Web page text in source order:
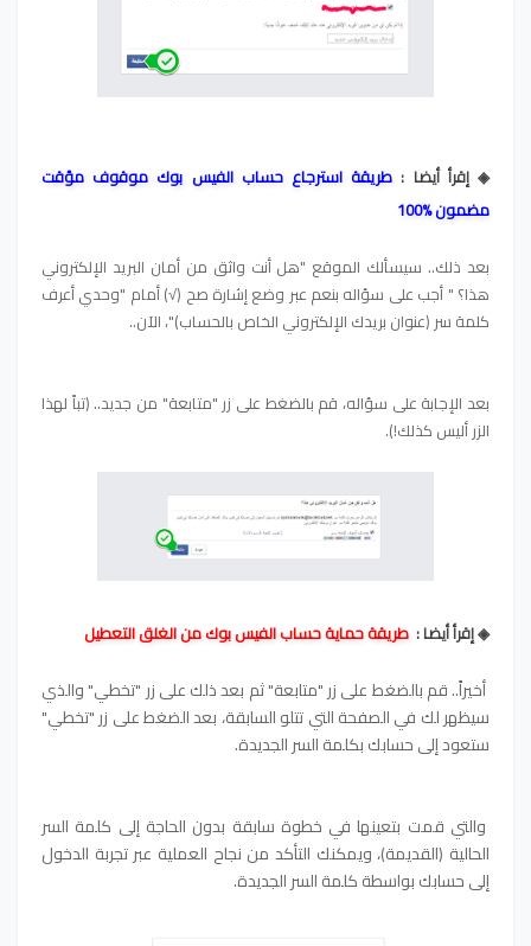
◈ إقرأ أيضا : طريقة استرجاع حساب الفيس بوك موقوف مؤقت
مضمون %100
بعد ذلك.. سيسألك الموقع "هل أنت واثق من أمان البريد الإلكتروني
هذا؟ " أجب على سؤاله بنعم عبر وضع إشارة صح (√) أمام "وحدي أعرف
كلمة سر (عنوان بريدك الإلكتروني الخاص بالحساب)"، الآن..
بعد الإجابة على سؤاله، قم بالضغط على زر "متابعة" من جديد.. (تباً لهذا
الزر أليس كذلك!).
◈ إقرأ أيضا : طريقة حماية حساب الفيس بوك من الغلق التعطيل
أخيراً.. قم بالضغط على زر "متابعة" ثم بعد ذلك على زر "تخطي" والذي
سيظهر لك في الصفحة التي تتلو السابقة، بعد الضغط على زر "تخطي"
ستعود إلى حسابك بكلمة السر الجديدة.
والتي قمت بتعينها في خطوة سابقة بدون الحاجة إلى كلمة السر
الحالية (القديمة)، ويمكنك التأكد من نجاح العملية عبر تجربة الدخول
إلى حسابك بواسطة كلمة السر الجديدة.